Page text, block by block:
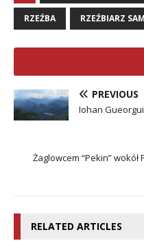
RZEŹBA RZEŹBIARZ
PREVIOUS
Iohan
Żaglowcem “Pekin”
RELATED ARTICLES